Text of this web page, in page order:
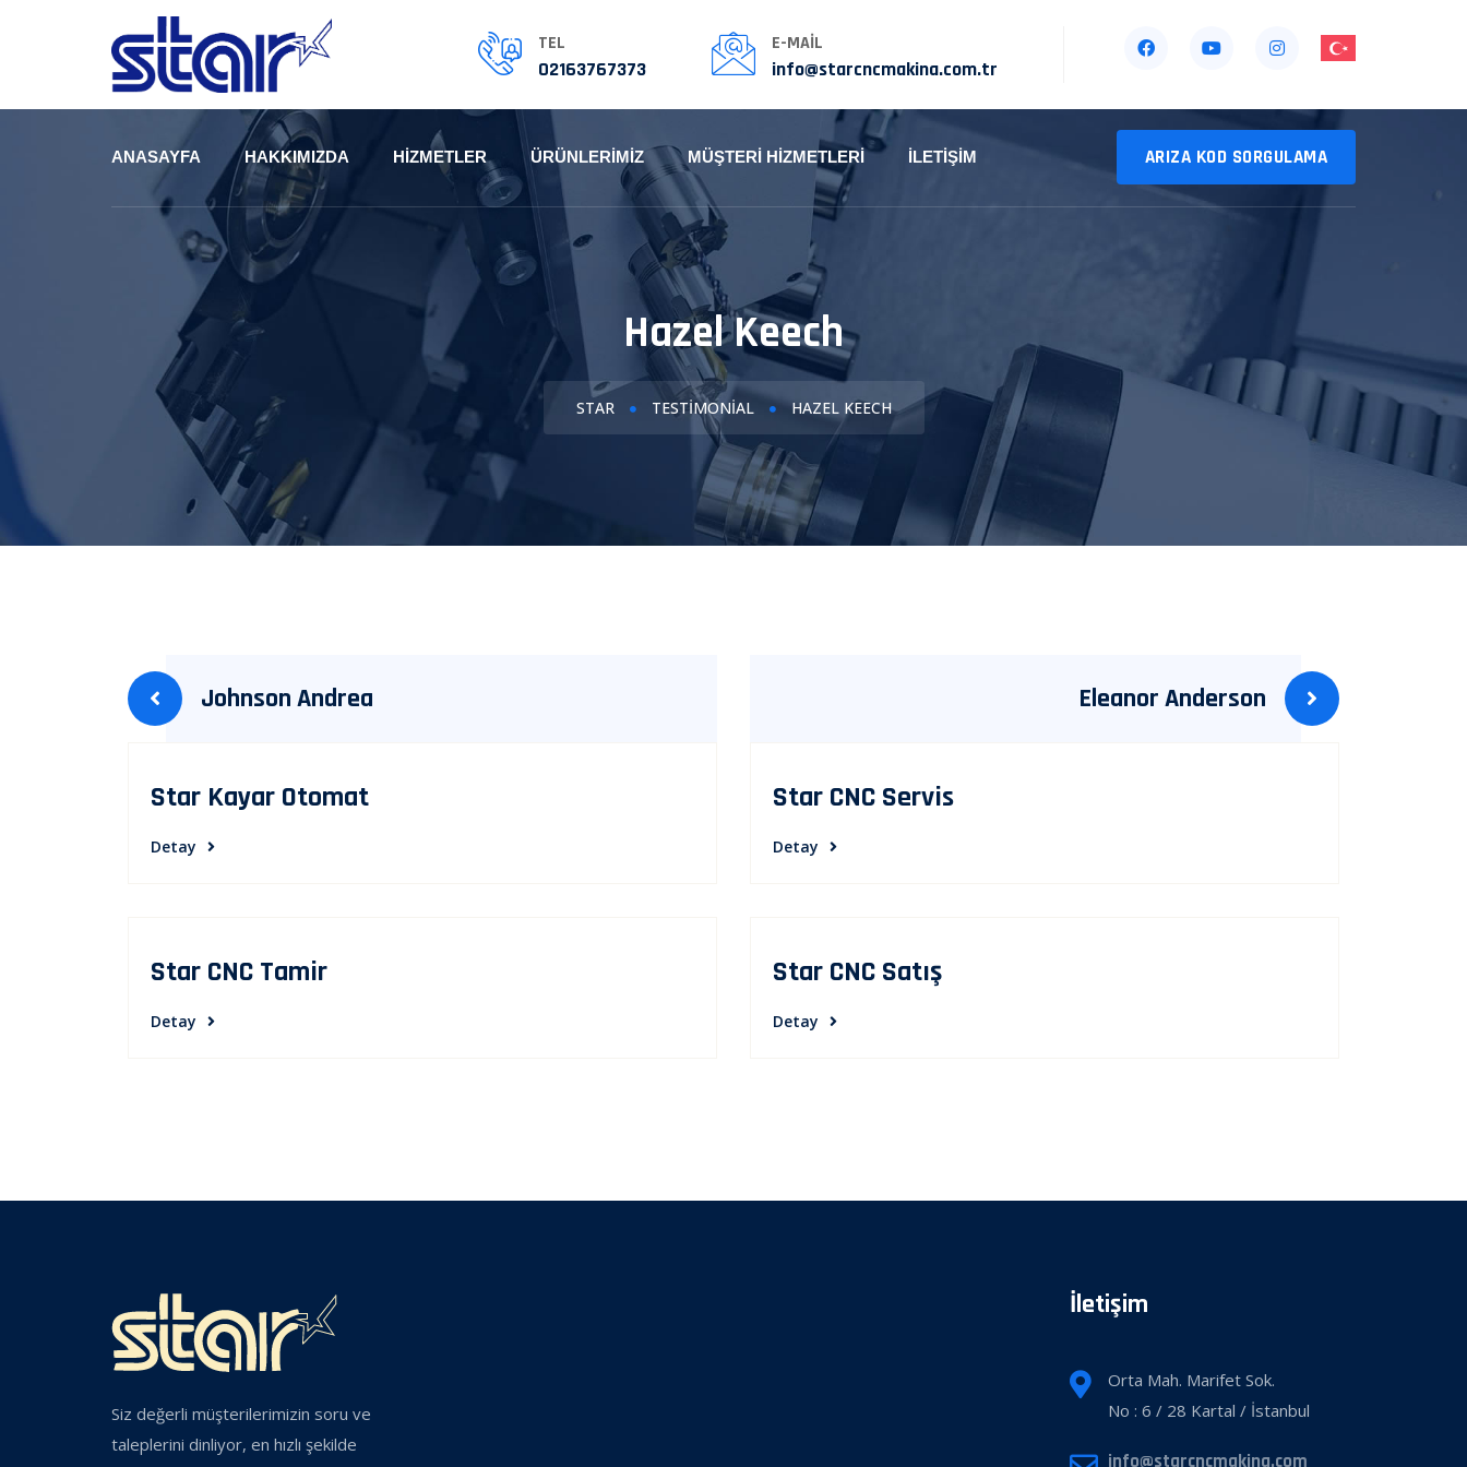
TEL
02163767373
E-MAIL
info@starcncmakina.com.tr
ANASAYFA HAKKIMIZDA HIZMETLER ÜRÜNLERIMIZ MÜŞTERI HIZMETLERI İLETIŞIM ARIZA KOD SORGULAMA
Hazel Keech
STAR TESTIMONIAL HAZEL KEECH
Yazı
gezinmesi
Johnson Andrea Eleanor Anderson
Star Kayar Otomat
Detay
Star CNC Servis
Detay
Star CNC Tamir
Detay
Star CNC Satış
Detay
Siz değerli müşterilerimizin soru ve
taleplerini dinliyor, en hızlı şekilde
İletişim
Orta Mah. Marifet Sok.
No : 6 / 28 Kartal / İstanbul
info@starcncmakina.com